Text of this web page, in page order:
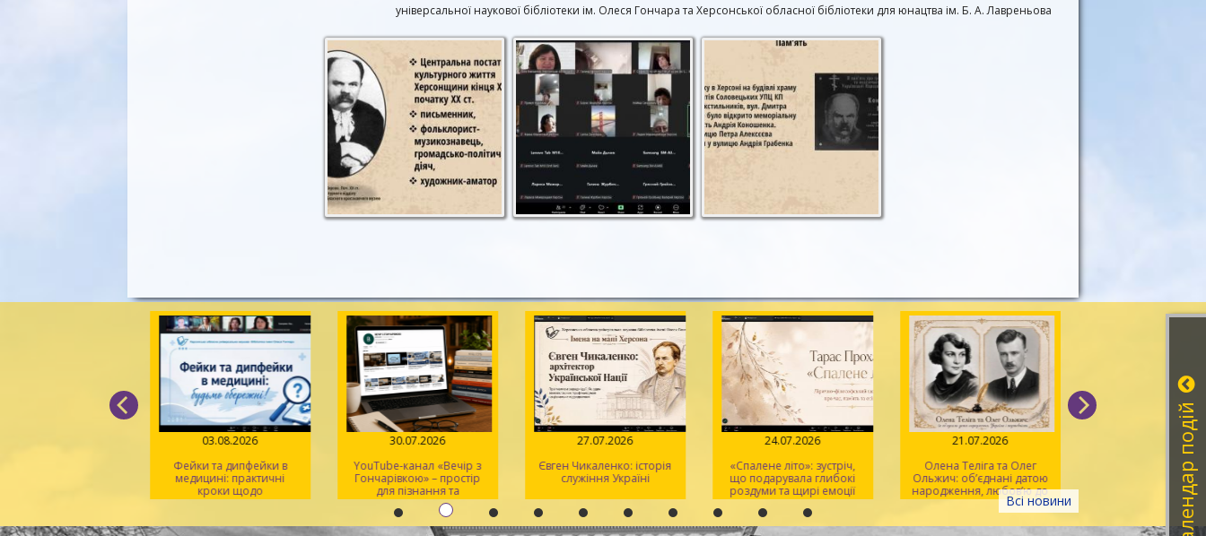
універсальної наукової бібліотеки ім. Олеся Гончара та Херсонської обласної бібліотеки для юнацтва ім. Б. А. Лавреньова
Всі новини
03.08.2026
Фейки та дипфейки в
медицині: практичні
кроки щодо
розпізнавання
30.07.2026
YouTube-канал «Вечір з
Гончарівкою» – простір
для пізнання та
натхнення
27.07.2026
Євген Чикаленко: історія
служіння Україні
24.07.2026
«Спалене літо»: зустріч,
що подарувала глибокі
роздуми та щирі емоції
21.07.2026
Олена Теліга та Олег
Ольжич: об’єднані датою
народження, любов’ю до
України та жертовністю
заради неї
20.07.2026
Мистецтво
Календар подій